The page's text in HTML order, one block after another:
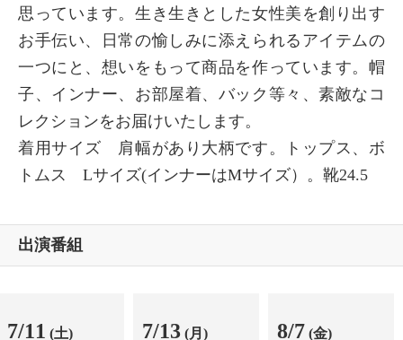
思っています。生き生きとした女性美を創り出す
お手伝い、日常の愉しみに添えられるアイテムの
一つにと、想いをもって商品を作っています。帽
子、インナー、お部屋着、バック等々、素敵なコ
レクションをお届けいたします。
着用サイズ 肩幅があり大柄です。トップス、ボ
トムス Lサイズ(インナーはMサイズ）。靴24.5
出演番組
7/11 (土) 7/13 (月) 8/7 (金)